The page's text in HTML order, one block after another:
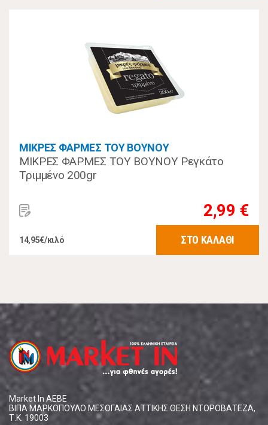
ΜΙΚΡΕΣ ΦΑΡΜΕΣ ΤΟΥ ΒΟΥΝΟΥ
ΜΙΚΡΕΣ ΦΑΡΜΕΣ ΤΟΥ ΒΟΥΝΟΥ Ρεγκάτο
Τριμμένο 200gr
2,99 €
14,95€/κιλό ΣΤΟ ΚΑΛΑΘΙ
Market In ΑΕΒΕ
ΒΙΠΑ ΜΑΡΚΟΠΟΥΛΟ ΜΕΣΟΓΑΙΑΣ ΑΤΤΙΚΗΣ ΘΕΣΗ ΝΤΟΡΟΒΑΤΕΖΑ,
Τ.Κ. 19003